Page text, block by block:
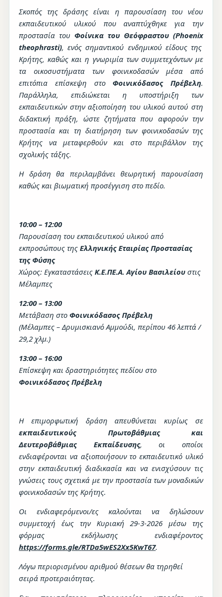
Σκοπός της δράσης είναι η παρουσίαση του νέου
εκπαιδευτικού υλικού που αναπτύχθηκε για την
προστασία του Φοίνικα του Θεόφραστου (Phoenix
theophrasti), ενός σημαντικού ενδημικού είδους της
Κρήτης, καθώς και η γνωριμία των συμμετεχόντων με
τα οικοσυστήματα των φοινικοδασών μέσα από
επιτόπια επίσκεψη στο Φοινικόδασος Πρέβελη.
Παράλληλα, επιδιώκεται η υποστήριξη των
εκπαιδευτικών στην αξιοποίηση του υλικού αυτού στη
διδακτική πράξη, ώστε ζητήματα που αφορούν την
προστασία και τη διατήρηση των φοινικοδασών της
Κρήτης να μεταφερθούν και στο περιβάλλον της
σχολικής τάξης.
Η δράση θα περιλαμβάνει θεωρητική παρουσίαση
καθώς και βιωματική προσέγγιση στο πεδίο.
10:00 – 12:00
Παρουσίαση του εκπαιδευτικού υλικού από
εκπροσώπους τηςΕλληνικής Εταιρίας Προστασίας
της Φύσης
Χώρος: ΕγκαταστάσειςΚ.Ε.ΠΕ.Α. Αγίου Βασιλείου στις
Μέλαμπες
12:00 – 13:00
Μετάβαση στο Φοινικόδασος Πρέβελη
(Μέλαμπες – Δρυμισκιανό Αμμούδι, περίπου 46 λεπτά /
29,2 χλμ.)
13:00 – 16:00
Επίσκεψη και δραστηριότητες πεδίου στο
Φοινικόδασος Πρέβελη
Η επιμορφωτική δράση απευθύνεται κυρίως σε
εκπαιδευτικούς Πρωτοβάθμιας και
Δευτεροβάθμιας Εκπαίδευσης, οι οποίοι
ενδιαφέρονται να αξιοποιήσουν το εκπαιδευτικό υλικό
στην εκπαιδευτική διαδικασία και να ενισχύσουν τις
γνώσεις τους σχετικά με την προστασία των μοναδικών
φοινικοδασών της Κρήτης.
Οι ενδιαφερόμενοι/ες καλούνται να δηλώσουν
συμμετοχή έως την Κυριακή 29-3-2026 μέσω της
φόρμας εκδήλωσης ενδιαφέροντος
https://forms.gle/RTDa5wES2Xx5KwT67.
Λόγω περιορισμένου αριθμού θέσεων θα τηρηθεί
σειρά προτεραιότητας.